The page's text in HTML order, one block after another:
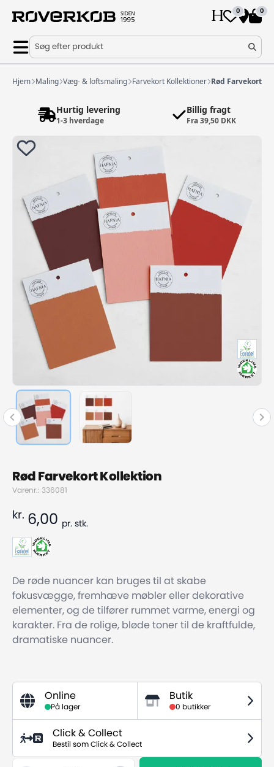
0 0
Søg efter produkt
Hjem Maling Væg- & loftsmaling Farvekort Kollektioner Rød Farvekort
Hurtig levering
1-3 hverdage
Billig fragt
Fra 39,50 DKK
Rød Farvekort Kollektion
Varenr.: 336081
kr. 6,00 pr. stk.
De røde nuancer kan bruges til at skabe
fokusvægge, fremhæve møbler eller dekorative
elementer, og de tilfører rummet varme, energi og
karakter. Fra de rolige, bløde toner til de kraftfulde,
dramatiske nuancer.
Online
På lager
Butik
0 butikker
Click & Collect
Bestil som Click & Collect